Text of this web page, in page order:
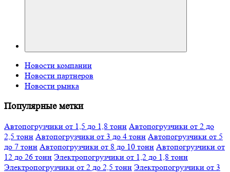
Новости компании
Новости партнеров
Новости рынка
Популярные метки
Автопогрузчики от 1,5 до 1,8 тонн Автопогрузчики от 2 до
2,5 тонн Автопогрузчики от 3 до 4 тонн Автопогрузчики от 5
до 7 тонн Автопогрузчики от 8 до 10 тонн Автопогрузчики от
12 до 26 тонн Электропогрузчики от 1,2 до 1,8 тонн
Электропогрузчики от 2 до 2,5 тонн Электропогрузчики от 3